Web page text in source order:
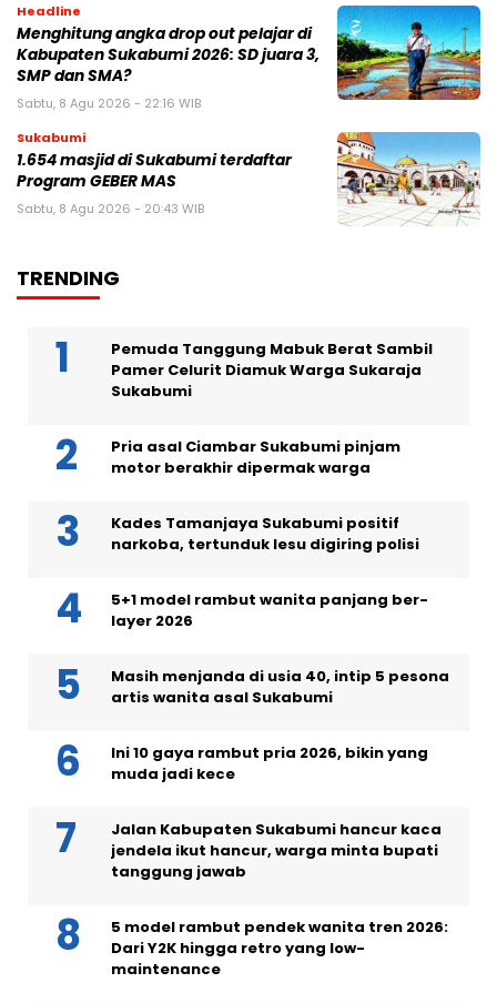
Headline
Menghitung angka drop out pelajar di
Kabupaten Sukabumi 2026: SD juara 3,
SMP dan SMA?
Sabtu, 8 Agu 2026 - 22:16 WIB
Sukabumi
1.654 masjid di Sukabumi terdaftar
Program GEBER MAS
Sabtu, 8 Agu 2026 - 20:43 WIB
TRENDING
Pemuda Tanggung Mabuk Berat Sambil
Pamer Celurit Diamuk Warga Sukaraja
Sukabumi
Pria asal Ciambar Sukabumi pinjam
motor berakhir dipermak warga
Kades Tamanjaya Sukabumi positif
narkoba, tertunduk lesu digiring polisi
5+1 model rambut wanita panjang ber-
layer 2026
Masih menjanda di usia 40, intip 5 pesona
artis wanita asal Sukabumi
Ini 10 gaya rambut pria 2026, bikin yang
muda jadi kece
Jalan Kabupaten Sukabumi hancur kaca
jendela ikut hancur, warga minta bupati
tanggung jawab
5 model rambut pendek wanita tren 2026:
Dari Y2K hingga retro yang low-
maintenance